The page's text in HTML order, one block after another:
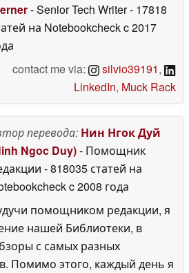
- Senior Tech Writer- 17818
на Notebookcheckc 2017
contact me via:
silvio39191,
LinkedIn, Muck Rack
перевода: Нин Нгок Дуй
Ngoc Duy)- Помощник
- 818035 статей на
c 2008 года
помощником редакции, я
нашей Библиотеки, в
с самых разных
Помимо этого, каждый день я